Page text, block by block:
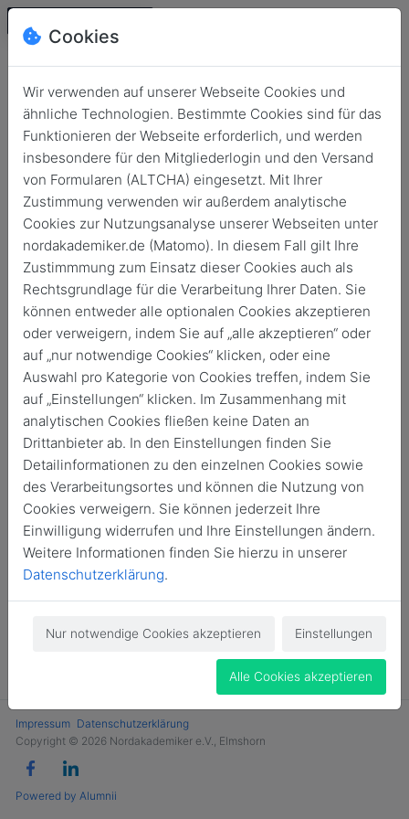
Login
Keine Zugangsdaten?
Login
Jetzt Mitglied werden
Impressum Datenschutzerklärung
Copyright © 2026 Nordakademiker e.V., Elmshorn
Powered by Alumnii
Cookies
Wir verwenden auf unserer Webseite Cookies und
ähnliche Technologien. Bestimmte Cookies sind für das
Funktionieren der Webseite erforderlich, und werden
insbesondere für den Mitgliederlogin und den Versand
von Formularen (ALTCHA) eingesetzt. Mit Ihrer
Zustimmung verwenden wir außerdem analytische
Cookies zur Nutzungsanalyse unserer Webseiten unter
nordakademiker.de (Matomo). In diesem Fall gilt Ihre
Zustimmmung zum Einsatz dieser Cookies auch als
Rechtsgrundlage für die Verarbeitung Ihrer Daten. Sie
können entweder alle optionalen Cookies akzeptieren
oder verweigern, indem Sie auf „alle akzeptieren“ oder
auf „nur notwendige Cookies“ klicken, oder eine
Auswahl pro Kategorie von Cookies treffen, indem Sie
auf „Einstellungen“ klicken. Im Zusammenhang mit
analytischen Cookies fließen keine Daten an
Drittanbieter ab. In den Einstellungen finden Sie
Detailinformationen zu den einzelnen Cookies sowie
des Verarbeitungsortes und können die Nutzung von
Cookies verweigern. Sie können jederzeit Ihre
Einwilligung widerrufen und Ihre Einstellungen ändern.
Weitere Informationen finden Sie hierzu in unserer
Datenschutzerklärung.
Nur notwendige Cookies akzeptieren Einstellungen
Alle Cookies akzeptieren